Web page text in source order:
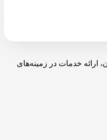
ارائه خدمات در زمینه‌های